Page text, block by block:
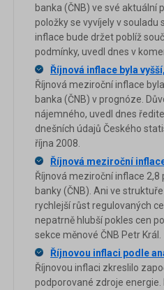
banka (ČNB) ve své
položky se vyvíjely v souladu
inflace bude držet poblíž
podmínky, uvedl dnes v
Říjnová inflace byla
Říjnová meziroční inflace
banka (ČNB) v prognóze.
nájemného, uvedl dnes
dnešních údajů Českého
října 2008.
Říjnová meziroční
Říjnová meziroční inflace
banky (ČNB). Ani ve
rychlejší růst regulovaných
nepatrně hlubší pokles cen
sekce měnové ČNB Petr Král.
Říjnovou inflaci podle
Říjnovou inflaci zkreslilo
podporované zdroje